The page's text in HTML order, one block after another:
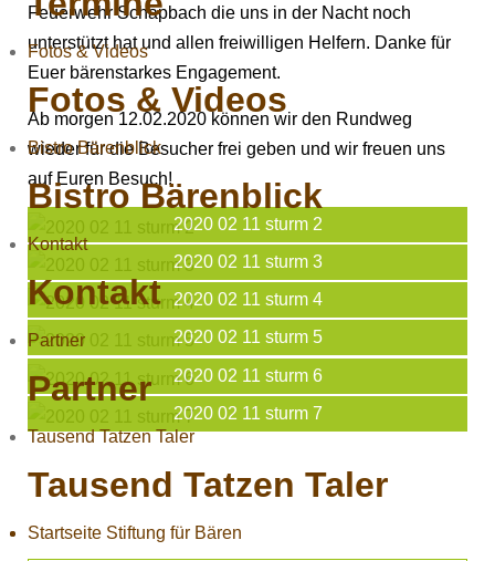
Fotos & Videos
Fotos & Videos
Bistro Bärenblick
Bistro Bärenblick
Kontakt
Kontakt
Partner
Partner
Tausend Tatzen Taler
Tausend Tatzen Taler
Startseite Stiftung für Bären
Feuerwehr Schapbach die uns in der Nacht noch
unterstützt hat und allen freiwilligen Helfern. Danke für
Euer bärenstarkes Engagement.
Ab morgen 12.02.2020 können wir den Rundweg
wieder für die Besucher frei geben und wir freuen uns
auf Euren Besuch!
2020 02 11 sturm 2
2020 02 11 sturm 3
2020 02 11 sturm 4
2020 02 11 sturm 5
2020 02 11 sturm 6
2020 02 11 sturm 7